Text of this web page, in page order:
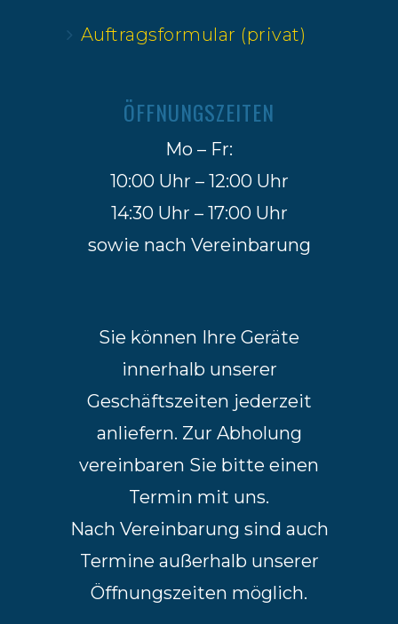
Auftragsformular (privat)
ÖFFNUNGSZEITEN
Mo – Fr:
10:00 Uhr – 12:00 Uhr
14:30 Uhr – 17:00 Uhr
sowie nach Vereinbarung
Sie können Ihre Geräte
innerhalb unserer
Geschäftszeiten jederzeit
anliefern. Zur Abholung
vereinbaren Sie bitte einen
Termin mit uns.
Nach Vereinbarung sind auch
Termine außerhalb unserer
Öffnungszeiten möglich.